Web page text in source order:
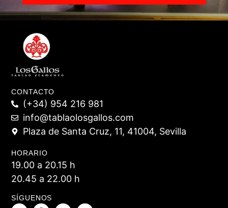
CONTACTO
(+34) 954 216 981
info@tablaolosgallos.com
Plaza de Santa Cruz, 11, 41004, Sevilla
HORARIO
19.00 a 20.15 h
20.45 a 22.00 h
SÍGUENOS